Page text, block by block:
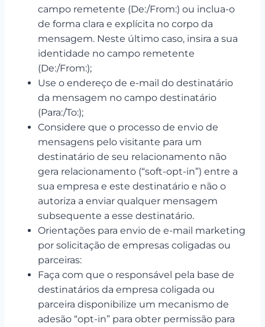
campo remetente (De:/From:) ou inclua-o
de forma clara e explícita no corpo da
mensagem. Neste último caso, insira a sua
identidade no campo remetente
(De:/From:);
Use o endereço de e-mail do destinatário
da mensagem no campo destinatário
(Para:/To:);
Considere que o processo de envio de
mensagens pelo visitante para um
destinatário de seu relacionamento não
gera relacionamento (“soft-opt-in”) entre a
sua empresa e este destinatário e não o
autoriza a enviar qualquer mensagem
subsequente a esse destinatário.
Orientações para envio de e-mail marketing
por solicitação de empresas coligadas ou
parceiras:
Faça com que o responsável pela base de
destinatários da empresa coligada ou
parceira disponibilize um mecanismo de
adesão “opt-in” para obter permissão para